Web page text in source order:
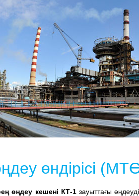
өндірісі
өңдеу кешені КТ-1зауыттағы